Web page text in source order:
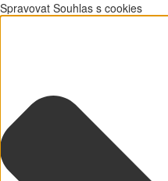
Spravovat Souhlas s cookies